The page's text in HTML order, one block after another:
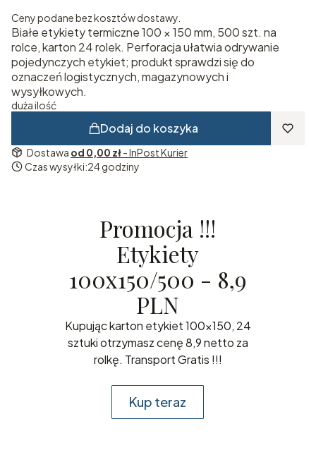
Ceny podane bez kosztów dostawy.
Białe etykiety termiczne 100 × 150 mm, 500 szt. na
rolce, karton 24 rolek. Perforacja ułatwia odrywanie
pojedynczych etykiet; produkt sprawdzi się do
oznaczeń logistycznych, magazynowych i
wysyłkowych.
duża ilość
Dodaj do koszyka
Dostawa od 0,00 zł- InPost Kurier
Czas wysyłki:24 godziny
Promocja !!!
Etykiety
100x150/500 - 8,9
PLN
Kupując karton etykiet 100x150, 24
sztuki otrzymasz cenę 8,9 netto za
rolkę. Transport Gratis !!!
Kup teraz